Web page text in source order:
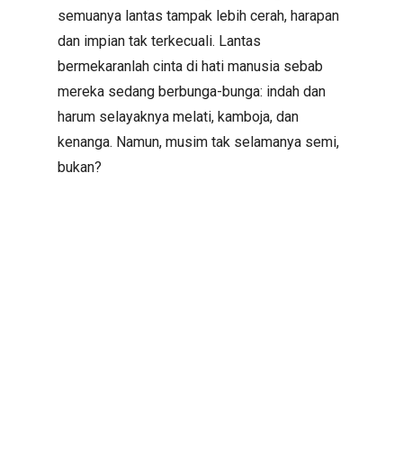
semuanya lantas tampak lebih cerah, harapan
dan impian tak terkecuali. Lantas
bermekaranlah cinta di hati manusia sebab
mereka sedang berbunga-bunga: indah dan
harum selayaknya melati, kamboja, dan
kenanga. Namun, musim tak selamanya semi,
bukan?